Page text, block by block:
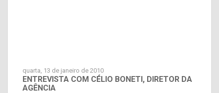
quarta, 13 de janeiro de 2010
ENTREVISTA COM CÉLIO BONETI, DIRETOR DA
AGÊNCIA